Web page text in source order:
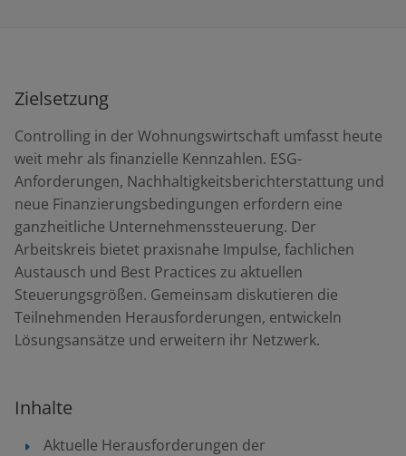
Zielsetzung
Controlling in der Wohnungswirtschaft umfasst heute
weit mehr als finanzielle Kennzahlen. ESG-
Anforderungen, Nachhaltigkeitsberichterstattung und
neue Finanzierungsbedingungen erfordern eine
ganzheitliche Unternehmenssteuerung. Der
Arbeitskreis bietet praxisnahe Impulse, fachlichen
Austausch und Best Practices zu aktuellen
Steuerungsgrößen. Gemeinsam diskutieren die
Teilnehmenden Herausforderungen, entwickeln
Lösungsansätze und erweitern ihr Netzwerk.
Inhalte
Aktuelle Herausforderungen der